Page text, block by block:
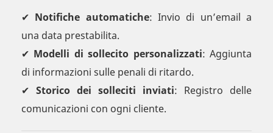
✔ Notifiche automatiche: Invio di un’email a
una data prestabilita.
✔ Modelli di sollecito personalizzati: Aggiunta
di informazioni sulle penali di ritardo.
✔ Storico dei solleciti inviati: Registro delle
comunicazioni con ogni cliente.